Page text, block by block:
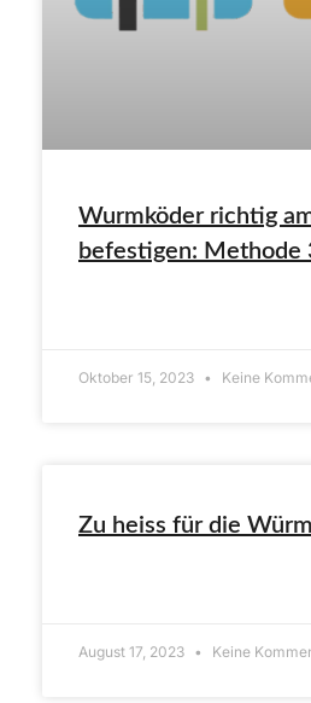
Wurmköder richtig
befestigen: Methode
Oktober 15, 2023 Keine
Zu heiss für die
August 17, 2023 Keine